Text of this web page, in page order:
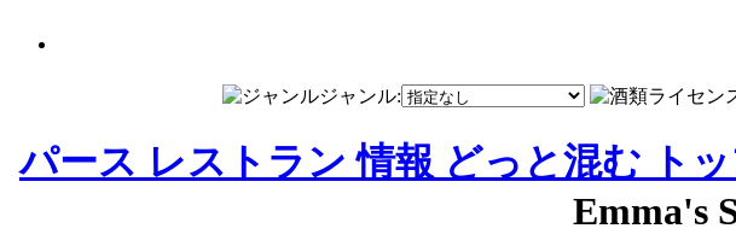
ジャンル:
パース レストラン 情報 どっと混む ト
Emma's